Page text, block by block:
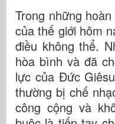
Trong những
của thế giới hôm
điều không thể.
hòa bình và đã
lực của Đức
thường bị chế
công cộng và